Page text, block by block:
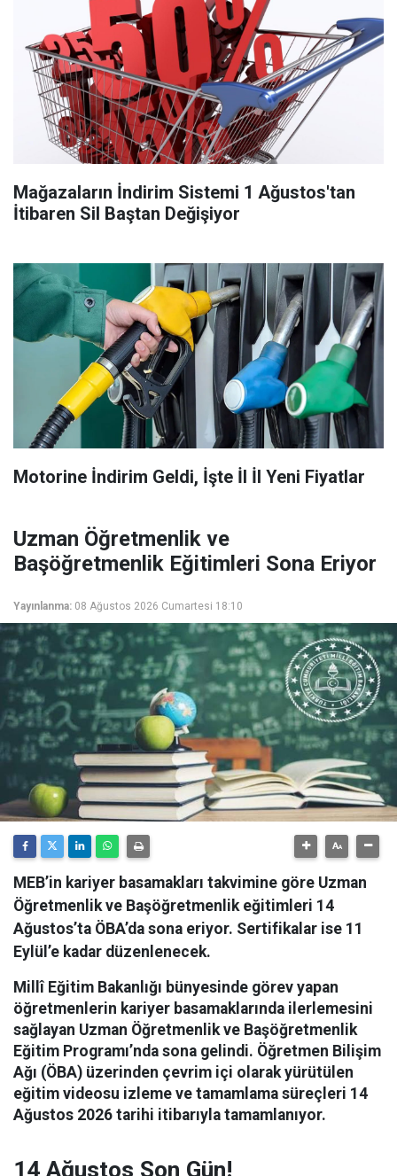
Mağazaların İndirim Sistemi 1 Ağustos'tan
İtibaren Sil Baştan Değişiyor
Motorine İndirim Geldi, İşte İl İl Yeni Fiyatlar
Uzman Öğretmenlik ve
Başöğretmenlik Eğitimleri Sona Eriyor
Yayınlanma: 08 Ağustos 2026 Cumartesi 18:10
MEB’in kariyer basamakları takvimine göre Uzman
Öğretmenlik ve Başöğretmenlik eğitimleri 14
Ağustos’ta ÖBA’da sona eriyor. Sertifikalar ise 11
Eylül’e kadar düzenlenecek.
Millî Eğitim Bakanlığı bünyesinde görev yapan
öğretmenlerin kariyer basamaklarında ilerlemesini
sağlayan Uzman Öğretmenlik ve Başöğretmenlik
Eğitim Programı’nda sona gelindi. Öğretmen Bilişim
Ağı (ÖBA) üzerinden çevrim içi olarak yürütülen
eğitim videosu izleme ve tamamlama süreçleri 14
Ağustos 2026 tarihi itibarıyla tamamlanıyor.
14 Ağustos Son Gün!